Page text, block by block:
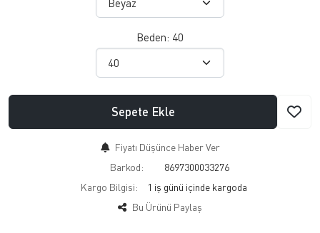
Beden: 40
Sepete Ekle
Fiyatı Düşünce Haber Ver
Barkod:
8697300033276
Kargo Bilgisi:
1 iş günü içinde kargoda
Bu Ürünü Paylaş